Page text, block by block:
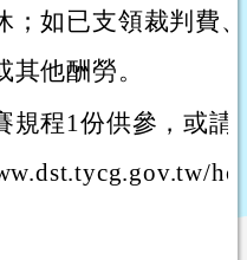
；如已支領裁判費
他酬勞。
規程1份供參，或請